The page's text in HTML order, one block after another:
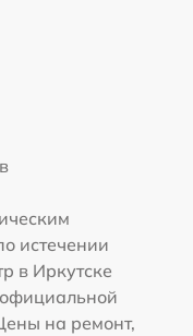
истечении
в Иркутске
на ремонт,